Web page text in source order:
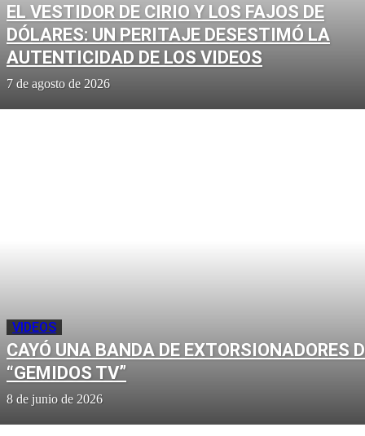
EL VESTIDOR DE CIRIO Y LOS FAJOS DE
DÓLARES: UN PERITAJE DESESTIMÓ LA
AUTENTICIDAD DE LOS VIDEOS
7 de agosto de 2026
VIDEOS
CAYÓ UNA BANDA DE EXTORSIONADORES
“GEMIDOS TV”
8 de junio de 2026